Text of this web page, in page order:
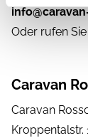
Oder rufen
Caravan
Caravan
Kroppentalstr.